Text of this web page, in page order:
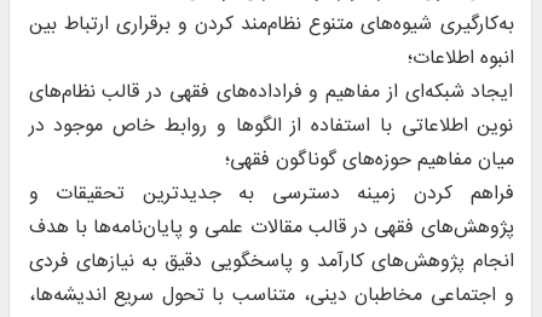
به‌کارگیری شیوه‌های متنوع نظام‌مند کردن و برقراری ارتباط بین
انبوه اطلاعات؛
ایجاد شبکه‌ای از مفاهیم و فراداده‌های فقهی در قالب نظام‌های
نوین اطلاعاتی با استفاده از الگوها و روابط خاص موجود در
میان مفاهیم حوزه‌های گوناگون فقهی؛
فراهم کردن زمینه دسترسی به جدیدترین تحقیقات و
پژوهش‌های فقهی در قالب مقالات علمی و پایان‌نامه‌ها با هدف
انجام پژوهش‌های کارآمد و پاسخگویی دقیق به نیازهای فردی
و اجتماعی مخاطبان دینی، متناسب با تحول سریع اندیشه‌ها،